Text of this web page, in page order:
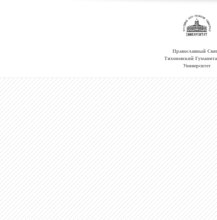
Православный
Тихоновский
Университет